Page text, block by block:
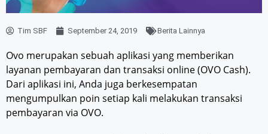
Tim SBF September 24, 2019 Berita Lainnya
Ovo merupakan sebuah aplikasi yang memberikan
layanan pembayaran dan transaksi online (OVO Cash).
Dari aplikasi ini, Anda juga berkesempatan
mengumpulkan poin setiap kali melakukan transaksi
pembayaran via OVO.